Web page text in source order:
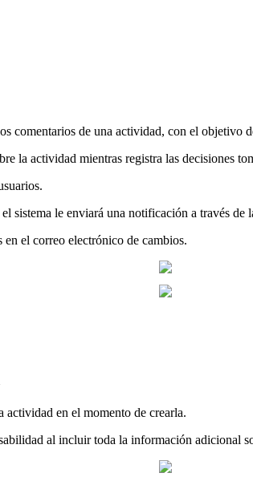
comentarios de una actividad, con el objetivo
la actividad mientras registra las decisiones
sistema le enviará una notificación a través de
el correo electrónico de cambios.
en el momento de crearla.
al incluir toda la información adicional